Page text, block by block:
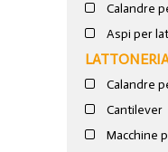
Calandre
Aspi per
Calandre
Cantilever
Macchine